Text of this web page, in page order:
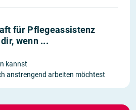
für Pflegeassistenz
wenn ...
kannst
anstrengend arbeiten möchtest